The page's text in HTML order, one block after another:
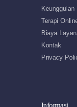
Keunggulan
Terapi
Biaya
Kontak
Privacy
Informasi